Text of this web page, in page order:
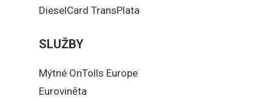
DieselCard TransPlata
SLUŽBY
Mýtné OnTolls Europe
Euroviněta